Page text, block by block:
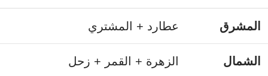
المشرق عطارد + المشتري
الشمال الزهرة + القمر + زحل